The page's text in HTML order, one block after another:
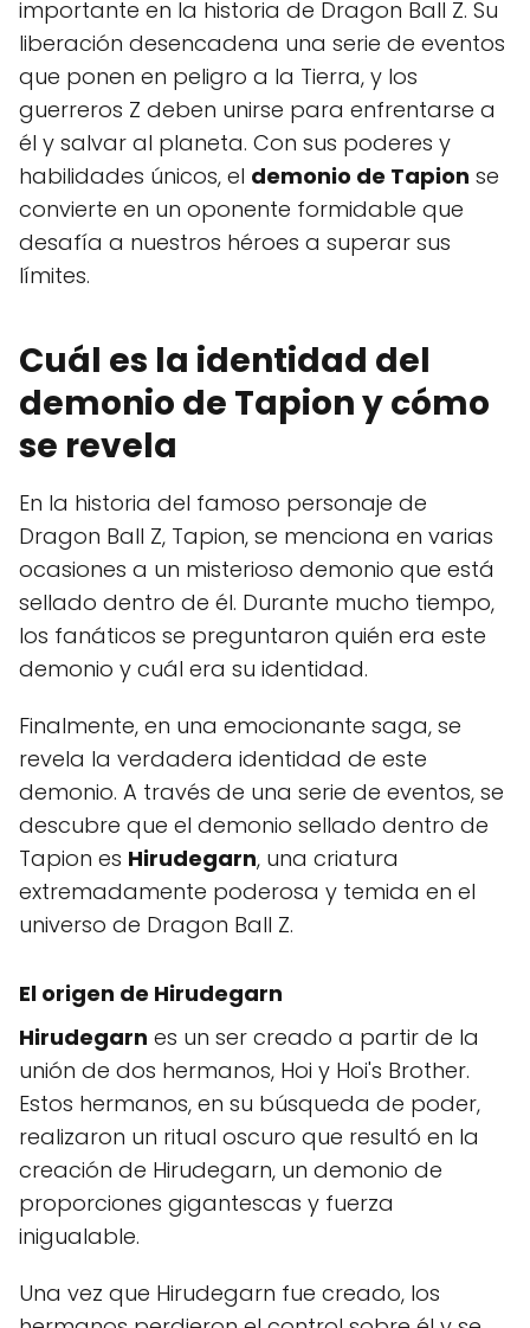
importante en la historia de Dragon Ball Z. Su
liberación desencadena una serie de eventos
que ponen en peligro a la Tierra, y los
guerreros Z deben unirse para enfrentarse a
él y salvar al planeta. Con sus poderes y
habilidades únicos, el demonio de Tapion se
convierte en un oponente formidable que
desafía a nuestros héroes a superar sus
límites.
Cuál es la identidad del
demonio de Tapion y cómo
se revela
En la historia del famoso personaje de
Dragon Ball Z, Tapion, se menciona en varias
ocasiones a un misterioso demonio que está
sellado dentro de él. Durante mucho tiempo,
los fanáticos se preguntaron quién era este
demonio y cuál era su identidad.
Finalmente, en una emocionante saga, se
revela la verdadera identidad de este
demonio. A través de una serie de eventos, se
descubre que el demonio sellado dentro de
Tapion es Hirudegarn, una criatura
extremadamente poderosa y temida en el
universo de Dragon Ball Z.
El origen de Hirudegarn
Hirudegarn es un ser creado a partir de la
unión de dos hermanos, Hoi y Hoi's Brother.
Estos hermanos, en su búsqueda de poder,
realizaron un ritual oscuro que resultó en la
creación de Hirudegarn, un demonio de
proporciones gigantescas y fuerza
inigualable.
Una vez que Hirudegarn fue creado, los